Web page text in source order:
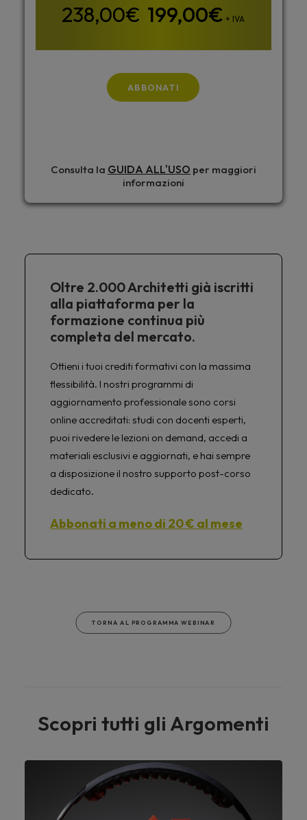
199,00€ + IVA
ABBONATI
Consulta la GUIDA ALL'USO per maggiori
informazioni
Oltre 2.000 Architetti già iscritti
alla piattaforma per la
formazione continua più
completa del mercato.
Ottieni i tuoi crediti formativi con la massima
flessibilità. I nostri programmi di
aggiornamento professionale sono corsi
online accreditati: studi con docenti esperti,
puoi rivedere le lezioni on demand, accedi a
materiali esclusivi e aggiornati, e hai sempre
a disposizione il nostro supporto post-corso
dedicato.
Abbonati a meno di 20 € al mese
TORNA AL PROGRAMMA WEBINAR
Scopri tutti gli Argomenti